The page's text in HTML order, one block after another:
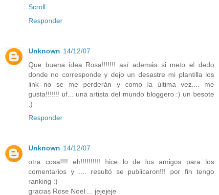
Scroll
Responder
Unknown 14/12/07
Que buena idea Rosa!!!!!!! así además si meto el dedo
donde no corresponde y dejo un desastre mi plantilla los
link no se me perderán y como la última vez.... me
gusta!!!!!!! uf... una artista del mundo bloggero :) un besote
;)
Responder
Unknown 14/12/07
otra cosa!!!! eh!!!!!!!!!! hice lo de los amigos para los
comentarios y .... resultó se publicaron!!! por fin tengo
ranking :)
gracias Rose Noel ... jejejeje